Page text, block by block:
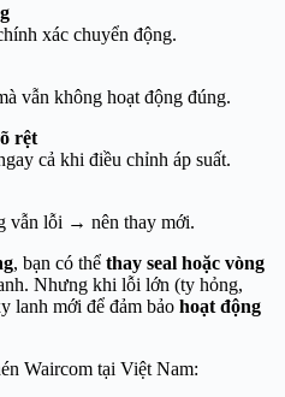
xác chuyển động.
vẫn không hoạt động đúng.
rệt
cả khi điều chỉnh áp suất.
vẫn lỗi → nên thay mới.
, bạn có thể thay seal hoặc vòng
Nhưng khi lỗi lớn (ty hỏng,
lanh mới để đảm bảo hoạt động
Waircom tại Việt Nam: